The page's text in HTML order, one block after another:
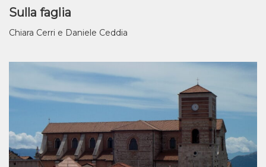
Sulla faglia
Chiara Cerri e Daniele Ceddia